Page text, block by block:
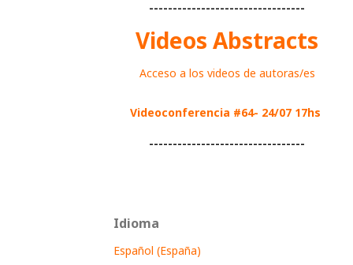
---------------------------------
Videos Abstracts
Acceso a los videos de autoras/es
Videoconferencia #64- 24/07 17hs
---------------------------------
Idioma
Español (España)